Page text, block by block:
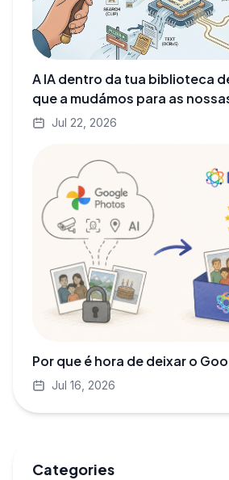
A IA dentro da tua biblioteca
que a mudámos para as
Jul 22, 2026
Por que é hora de deixar o
Jul 16, 2026
Categories